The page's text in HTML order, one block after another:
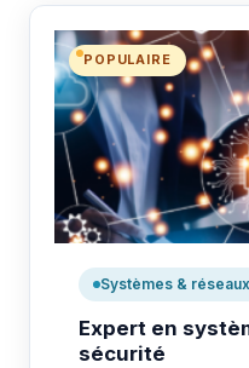
POPULAIRE
Systèmes & réseaux
Expert en
sécurité